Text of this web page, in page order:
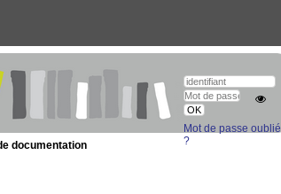
documentation
Mot de passe oublié
?